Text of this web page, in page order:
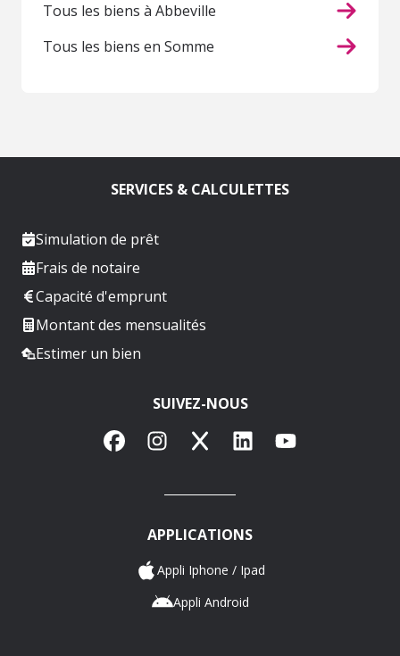
Tous les biens à Abbeville
Tous les biens en Somme
SERVICES & CALCULETTES
Simulation de prêt
Frais de notaire
Capacité d'emprunt
Montant des mensualités
Estimer un bien
SUIVEZ-NOUS
FacebookInstagram
X LinkedInYouTube
APPLICATIONS
Appli Iphone / Ipad
Appli Android